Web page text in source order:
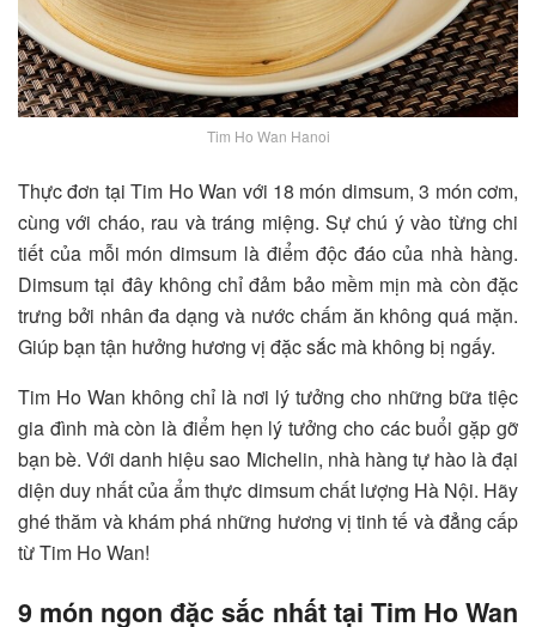
Tim Ho Wan Hanoi
Thực đơn tại Tim Ho Wan với 18 món dimsum, 3 món cơm,
cùng với cháo, rau và tráng miệng. Sự chú ý vào từng chi
tiết của mỗi món dimsum là điểm độc đáo của nhà hàng.
Dimsum tại đây không chỉ đảm bảo mềm mịn mà còn đặc
trưng bởi nhân đa dạng và nước chấm ăn không quá mặn.
Giúp bạn tận hưởng hương vị đặc sắc mà không bị ngấy.
Tim Ho Wan không chỉ là nơi lý tưởng cho những bữa tiệc
gia đình mà còn là điểm hẹn lý tưởng cho các buổi gặp gỡ
bạn bè. Với danh hiệu sao Michelin, nhà hàng tự hào là đại
diện duy nhất của ẩm thực dimsum chất lượng Hà Nội. Hãy
ghé thăm và khám phá những hương vị tinh tế và đẳng cấp
từ Tim Ho Wan!
9 món ngon đặc sắc nhất tại Tim Ho Wan